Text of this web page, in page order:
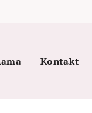
Kontakt